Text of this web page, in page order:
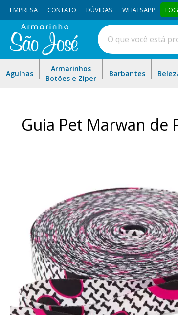
EMPRESA CONTATO DÚVIDAS WHATSAPP
Agulhas
Armarinhos
Botões e Zíper
Barbantes
Guia Pet Marwan de